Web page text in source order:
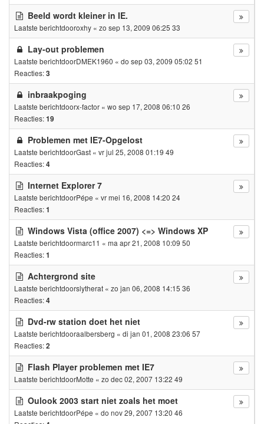
Beeld wordt kleiner in IE.
Laatste berichtdooroxhy « zo sep 13, 2009 06:25 33
Lay-out problemen
Laatste berichtdoorDMEK1960 « do sep 03, 2009 05:02 51
Reacties:3
inbraakpoging
Laatste berichtdoorx-factor « wo sep 17, 2008 06:10 26
Reacties:19
Problemen met IE7-Opgelost
Laatste berichtdoorGast « vr jul 25, 2008 01:19 49
Reacties:4
Internet Explorer 7
Laatste berichtdoorPépe « vr mei 16, 2008 14:20 24
Reacties:1
Windows Vista (office 2007) <=> Windows XP
Laatste berichtdoormarc11 « ma apr 21, 2008 10:09 50
Reacties:1
Achtergrond site
Laatste berichtdoorslytherat « zo jan 06, 2008 14:15 36
Reacties:4
Dvd-rw station doet het niet
Laatste berichtdooraalbersberg « di jan 01, 2008 23:06 57
Reacties:2
Flash Player problemen met IE7
Laatste berichtdoorMotte « zo dec 02, 2007 13:22 49
Oulook 2003 start niet zoals het moet
Laatste berichtdoorPépe « do nov 29, 2007 13:20 46